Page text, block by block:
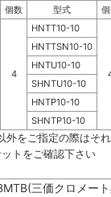
個数 型式
4
HNTT10-10
HNTTSN10-10
HNTU10-10
SHNTU10-10
HNTP10-10
SHNTP10-10
外をご指定の際はそ
トをご確認下さい
三価クロメー